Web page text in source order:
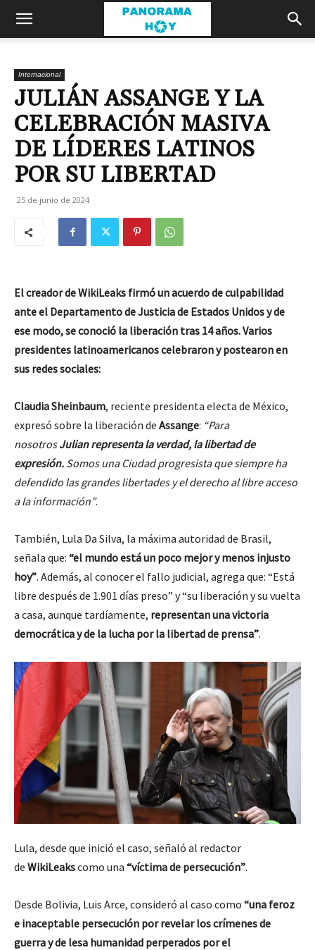
Internacional
JULIÁN ASSANGE Y LA
CELEBRACIÓN MASIVA
DE LÍDERES LATINOS
POR SU LIBERTAD
25 de junio de 2024
El creador de WikiLeaks firmó un acuerdo de culpabilidad
ante el Departamento de Justicia de Estados Unidos y de
ese modo, se conoció la liberación tras 14 años. Varios
presidentes latinoamericanos celebraron y postearon en
sus redes sociales:
Claudia Sheinbaum, reciente presidenta electa de México,
expresó sobre la liberación de Assange: “Para
nosotrosJulian representa la verdad, la libertad de
expresión. Somos una Ciudad progresista que siempre ha
defendido las grandes libertades y el derecho al libre acceso
a la información”.
También, Lula Da Silva, la máxima autoridad de Brasil,
señala que: “el mundo está un poco mejor y menos injusto
hoy”. Además, al conocer el fallo judicial, agrega que: “Está
libre después de 1.901 días preso” y “su liberación y su vuelta
a casa, aunque tardíamente, representan una victoria
democrática y de la lucha por la libertad de prensa”.
Lula, desde que inició el caso, señaló al redactor
de WikiLeakscomo una “víctima de persecución”.
Desde Bolivia, Luis Arce, consideró al caso como “una feroz
e inaceptable persecución por revelar los crímenes de
guerra y de lesa humanidad perperados por el